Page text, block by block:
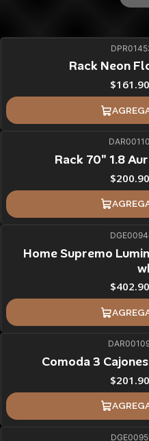
Rack Neon
Rack 70" 1.8
Home Supremo
Comoda 3